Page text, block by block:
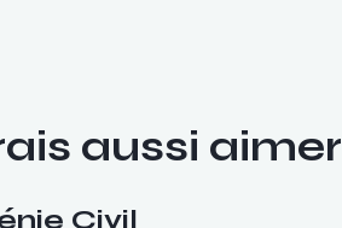
aussi aimer
Civil